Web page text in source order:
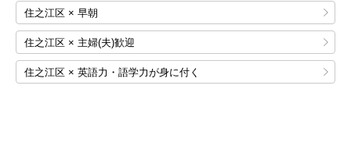
住之江区 × 早朝
住之江区 × 主婦(夫)歓迎
住之江区 × 英語力・語学力が身に付く